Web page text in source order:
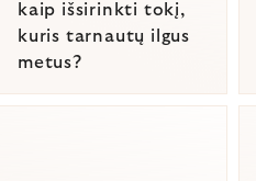
kaip išsirinkti tokį,
kuris tarnautų ilgus
metus?